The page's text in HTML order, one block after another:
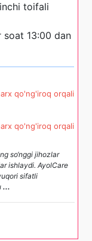
toifali
soat 13:00 dan
qo'ng'iroq orqali
qo'ng'iroq orqali
so‘nggi jihozlar
ishlaydi. AyolCare
sifatli
...